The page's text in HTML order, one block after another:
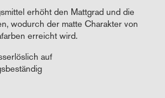
erhöht den Mattgrad und die
wodurch der matte Charakter von
erreicht wird.
auf